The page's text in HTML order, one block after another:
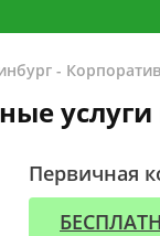
-
Первичная